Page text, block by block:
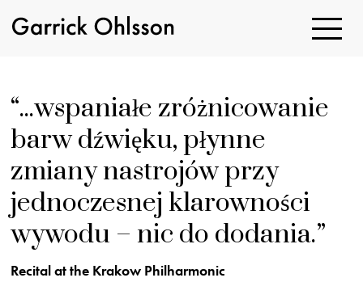
Toggle
...wspaniałe zróżnicowanie
barw dźwięku, płynne
zmiany nastrojów przy
jednoczesnej klarowności
wywodu – nic do dodania.
Recital at the Krakow Philharmonic